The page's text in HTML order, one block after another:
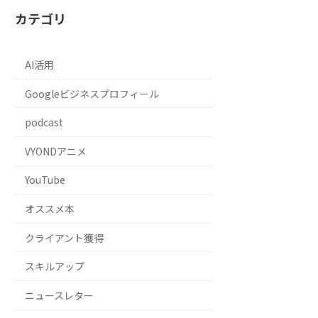
カテゴリ
AI活用
Googleビジネスプロフィール
podcast
VYONDアニメ
YouTube
オススメ本
クライアント獲得
スキルアップ
ニュースレター